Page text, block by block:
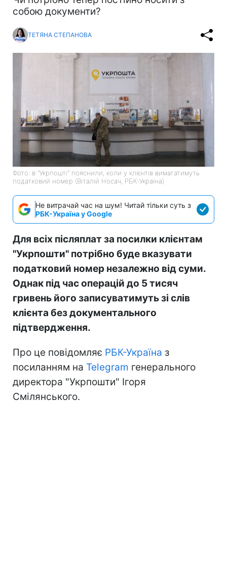
собою документи?
ТЕТЯНА СТЕПАНОВА
Фото: в "Укрпошті" пояснили, коли у клієнтів вимагатимуть
податковий номер (Віталій Носач, РБК-Україна)
Не витрачай час на шум! Читай тільки суть з
РБК-Україна у Google
Для всіх післяплат за посилки клієнтам
"Укрпошти" потрібно буде вказувати
податковий номер незалежно від суми.
Однак під час операцій до 5 тисяч
гривень його записуватимуть зі слів
клієнта без документального
підтвердження.
Про це повідомляє РБК-Україна з
посиланням на Telegram генерального
директора "Укрпошти" Ігоря
Смілянського.